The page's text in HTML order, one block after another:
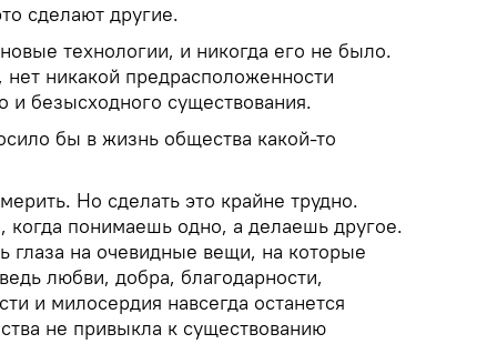
сделают другие.
технологии, и никогда его не было.
никакой предрасположенности
и безысходного существования.
бы в жизнь общества какой-то
Но сделать это крайне трудно.
когда понимаешь одно, а делаешь другое.
глаза на очевидные вещи, на которые
любви, добра, благодарности,
и милосердия навсегда останется
не привыкла к существованию